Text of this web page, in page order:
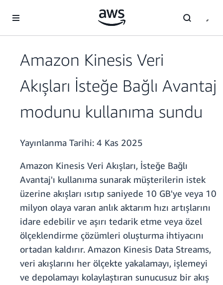
Amazon Kinesis Veri
Akışları İsteğe Bağlı Avantaj
modunu kullanıma sundu
Yayınlanma Tarihi: 4 Kas 2025
Amazon Kinesis Veri Akışları, İsteğe Bağlı
Avantaj'ı kullanıma sunarak müşterilerin istek
üzerine akışları ısıtıp saniyede 10 GB'ye veya 10
milyon olaya varan anlık aktarım hızı artışlarını
idare edebilir ve aşırı tedarik etme veya özel
ölçeklendirme çözümleri oluşturma ihtiyacını
ortadan kaldırır. Amazon Kinesis Data Streams,
veri akışlarını her ölçekte yakalamayı, işlemeyi
ve depolamayı kolaylaştıran sunucusuz bir akış